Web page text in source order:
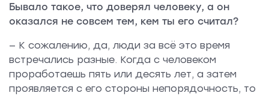
Бывало такое, что доверял человеку, а он
оказался не совсем тем, кем ты его считал?
— К сожалению, да, люди за всё это время
встречались разные. Когда с человеком
проработаешь пять или десять лет, а затем
проявляется с его стороны непорядочность, то